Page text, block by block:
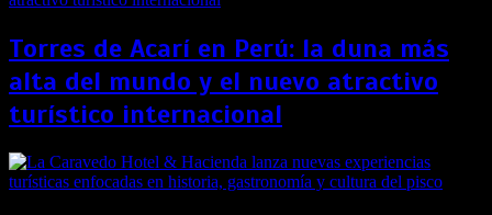
Torres de Acarí en Perú: la duna más
alta del mundo y el nuevo atractivo
turístico internacional